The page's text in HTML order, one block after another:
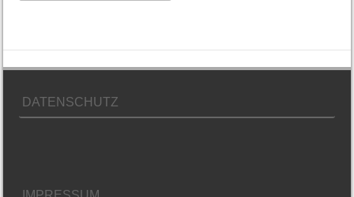
DATENSCHUTZ